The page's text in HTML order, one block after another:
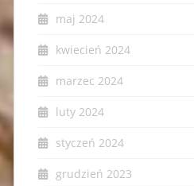
maj 2024
kwiecień 2024
marzec 2024
luty 2024
styczeń 2024
grudzień 2023